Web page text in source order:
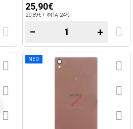
25,90€
20,89€ + ΦΠΑ 24%
− +
ΝΕΟ